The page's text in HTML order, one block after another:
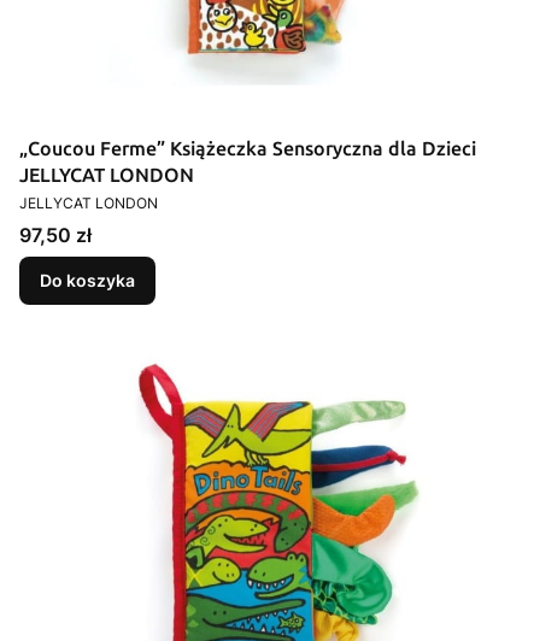
„Coucou Ferme” Książeczka Sensoryczna dla Dzieci
JELLYCAT LONDON
PRODUCENT
JELLYCAT LONDON
Cena
97,50 zł
Do koszyka